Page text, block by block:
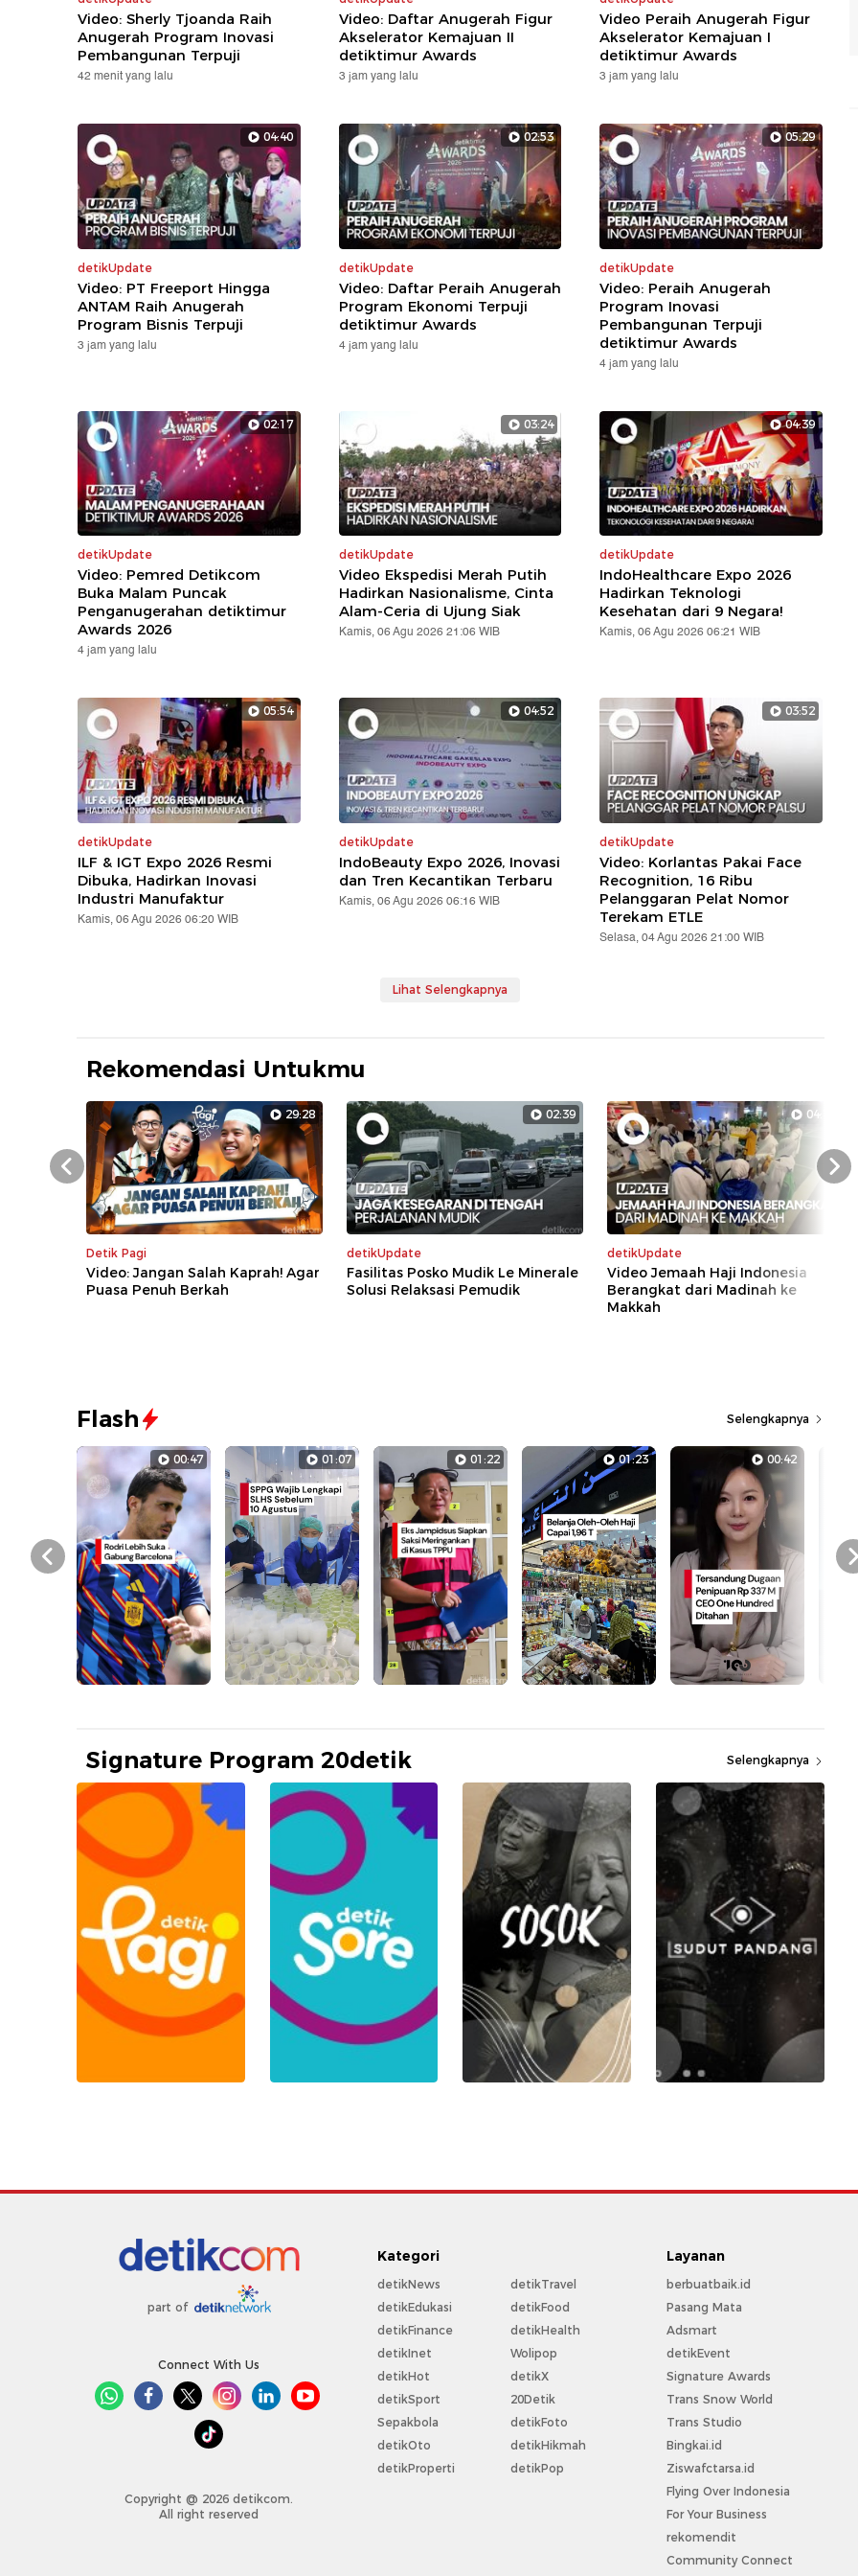
Video: Sherly Tjoanda Raih
Anugerah Program Inovasi
Pembangunan Terpuji
42 menit yang lalu
Video: Daftar Anugerah Figur
Akselerator Kemajuan II
detiktimur Awards
3 jam yang lalu
Video Peraih Anugerah Figur
Akselerator Kemajuan I
detiktimur Awards
3 jam yang lalu
04:40
detikUpdate
Video: PT Freeport Hingga
ANTAM Raih Anugerah
Program Bisnis Terpuji
3 jam yang lalu
02:53
detikUpdate
Video: Daftar Peraih Anugerah
Program Ekonomi Terpuji
detiktimur Awards
4 jam yang lalu
05:29
detikUpdate
Video: Peraih Anugerah
Program Inovasi
Pembangunan Terpuji
detiktimur Awards
4 jam yang lalu
02:17
detikUpdate
Video: Pemred Detikcom
Buka Malam Puncak
Penganugerahan detiktimur
Awards 2026
4 jam yang lalu
03:24
detikUpdate
Video Ekspedisi Merah Putih
Hadirkan Nasionalisme, Cinta
Alam-Ceria di Ujung Siak
Kamis, 06 Agu 2026 21:06 WIB
04:39
detikUpdate
IndoHealthcare Expo 2026
Hadirkan Teknologi
Kesehatan dari 9 Negara!
Kamis, 06 Agu 2026 06:21 WIB
05:54
detikUpdate
ILF & IGT Expo 2026 Resmi
Dibuka, Hadirkan Inovasi
Industri Manufaktur
Kamis, 06 Agu 2026 06:20 WIB
04:52
detikUpdate
IndoBeauty Expo 2026, Inovasi
dan Tren Kecantikan Terbaru
Kamis, 06 Agu 2026 06:16 WIB
03:52
detikUpdate
Video: Korlantas Pakai Face
Recognition, 16 Ribu
Pelanggaran Pelat Nomor
Terekam ETLE
Selasa, 04 Agu 2026 21:00 WIB
Lihat Selengkapnya
Rekomendasi Untukmu
29:28
Detik Pagi
Video: Jangan Salah Kaprah! Agar
Puasa Penuh Berkah
02:39
detikUpdate
Fasilitas Posko Mudik Le Minerale
Solusi Relaksasi Pemudik
04:16
detikUpdate
Video Jemaah Haji Indonesia
Berangkat dari Madinah ke
Makkah
Prev Next
Flash Selengkapnya
00:47 01:07 01:22 01:23 00:42
Prev
Signature Program 20detik Selengkapnya
part of
Connect With Us
Copyright @ 2026 detikcom.
All right reserved
Kategori
detikNews
detikEdukasi
detikFinance
detikInet
detikHot
detikSport
Sepakbola
detikOto
detikProperti
detikTravel
detikFood
detikHealth
Wolipop
detikX
20Detik
detikFoto
detikHikmah
detikPop
Layanan
berbuatbaik.id
Pasang Mata
Adsmart
detikEvent
Signature Awards
Trans Snow World
Trans Studio
Bingkai.id
Ziswafctarsa.id
Flying Over Indonesia
For Your Business
rekomendit
Community Connect